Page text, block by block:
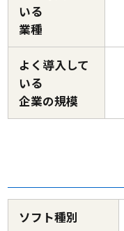
いる
業種
よく導入して
いる
企業の規模
ソフト種別